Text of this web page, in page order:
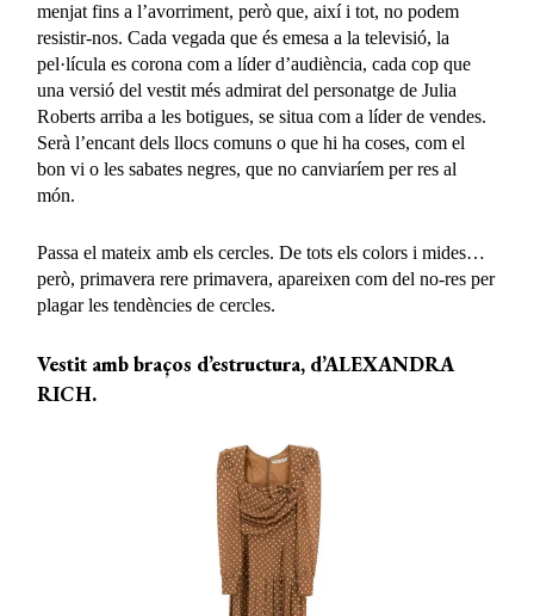
menjat fins a l’avorriment, però que, així i tot, no podem
resistir-nos. Cada vegada que és emesa a la televisió, la
pel·lícula es corona com a líder d’audiència, cada cop que
una versió del vestit més admirat del personatge de Julia
Roberts arriba a les botigues, se situa com a líder de vendes.
Serà l’encant dels llocs comuns o que hi ha coses, com el
bon vi o les sabates negres, que no canviaríem per res al
món.
Passa el mateix amb els cercles. De tots els colors i mides…
però, primavera rere primavera, apareixen com del no-res per
plagar les tendències de cercles.
Vestit amb braços d’estructura, d’ALEXANDRA
RICH.